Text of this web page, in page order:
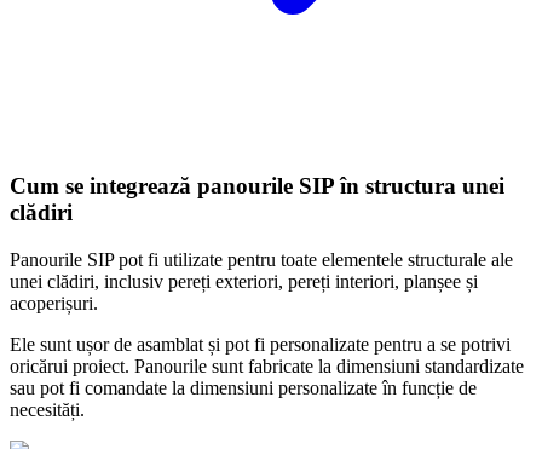
Cum se integrează panourile SIP în structura unei
clădiri
Panourile SIP pot fi utilizate pentru toate elementele structurale ale
unei clădiri, inclusiv pereți exteriori, pereți interiori, planșee și
acoperișuri.
Ele sunt ușor de asamblat și pot fi personalizate pentru a se potrivi
oricărui proiect. Panourile sunt fabricate la dimensiuni standardizate
sau pot fi comandate la dimensiuni personalizate în funcție de
necesități.